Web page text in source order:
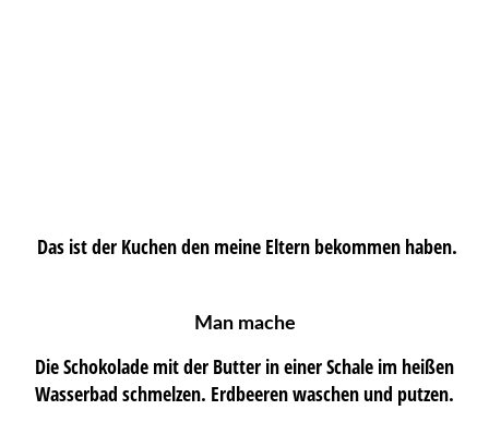
Das ist der Kuchen den meine Eltern bekommen haben.
Man mache
Die Schokolade mit der Butter in einer Schale im heißen
Wasserbad schmelzen. Erdbeeren waschen und putzen.